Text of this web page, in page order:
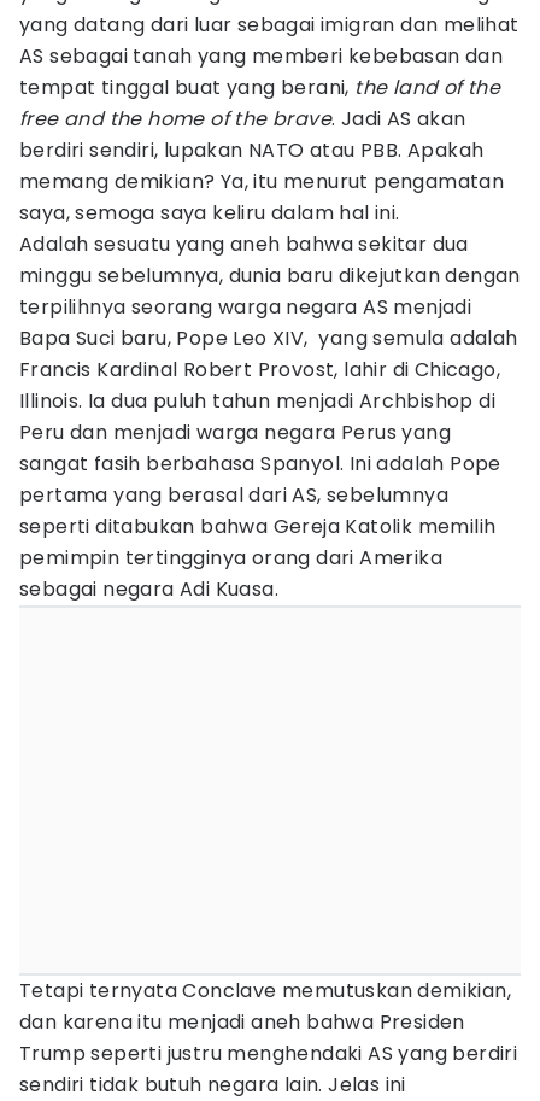
yang datang dari luar sebagai imigran dan melihat
AS sebagai tanah yang memberi kebebasan dan
tempat tinggal buat yang berani, the land of the
free and the home of the brave. Jadi AS akan
berdiri sendiri, lupakan NATO atau PBB. Apakah
memang demikian? Ya, itu menurut pengamatan
saya, semoga saya keliru dalam hal ini.
Adalah sesuatu yang aneh bahwa sekitar dua
minggu sebelumnya, dunia baru dikejutkan dengan
terpilihnya seorang warga negara AS menjadi
Bapa Suci baru, Pope Leo XIV, yang semula adalah
Francis Kardinal Robert Provost, lahir di Chicago,
Illinois. Ia dua puluh tahun menjadi Archbishop di
Peru dan menjadi warga negara Perus yang
sangat fasih berbahasa Spanyol. Ini adalah Pope
pertama yang berasal dari AS, sebelumnya
seperti ditabukan bahwa Gereja Katolik memilih
pemimpin tertingginya orang dari Amerika
sebagai negara Adi Kuasa.
Tetapi ternyata Conclave memutuskan demikian,
dan karena itu menjadi aneh bahwa Presiden
Trump seperti justru menghendaki AS yang berdiri
sendiri tidak butuh negara lain. Jelas ini